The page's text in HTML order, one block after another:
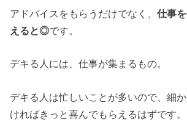
アドバイスをもらうだけでなく、仕事
えると◎です。
デキる人には、仕事が集まるもの。
デキる人は忙しいことが多いので、細
ければきっと喜んでもらえるはずです。